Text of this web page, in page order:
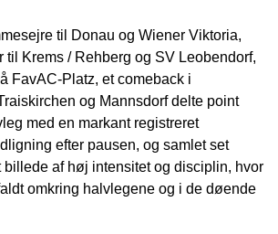
til Donau og Wiener Viktoria,
til Krems / Rehberg og SV Leobendorf,
FavAC-Platz, et comeback i
og Mannsdorf delte point
med en markant registreret
efter pausen, og samlet set
billede af høj intensitet og disciplin, hvor
omkring halvlegene og i de døende